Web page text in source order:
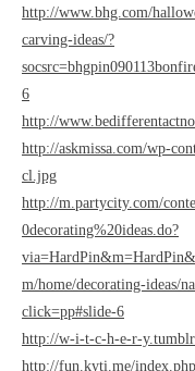
http://www.bhg.com/
carving-ideas/?
6
http://
http://askmissa.com/wp-
cl.jpg
http://m.partycity.com/
0decorating%20ideas.do?
m/home/decorating-ideas/
click=pp#slide-6
http://w-i-t-c-h-e-r-
http://fun.kyti.me/